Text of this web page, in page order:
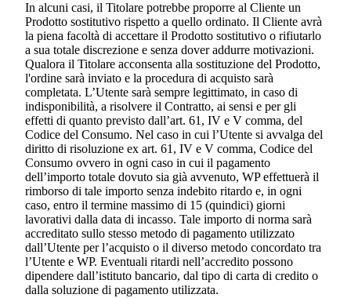
In alcuni casi, il Titolare potrebbe proporre al Cliente un
Prodotto sostitutivo rispetto a quello ordinato. Il Cliente avrà
la piena facoltà di accettare il Prodotto sostitutivo o rifiutarlo
a sua totale discrezione e senza dover addurre motivazioni.
Qualora il Titolare acconsenta alla sostituzione del Prodotto,
l'ordine sarà inviato e la procedura di acquisto sarà
completata. L’Utente sarà sempre legittimato, in caso di
indisponibilità, a risolvere il Contratto, ai sensi e per gli
effetti di quanto previsto dall’art. 61, IV e V comma, del
Codice del Consumo. Nel caso in cui l’Utente si avvalga del
diritto di risoluzione ex art. 61, IV e V comma, Codice del
Consumo ovvero in ogni caso in cui il pagamento
dell’importo totale dovuto sia già avvenuto, WP effettuerà il
rimborso di tale importo senza indebito ritardo e, in ogni
caso, entro il termine massimo di 15 (quindici) giorni
lavorativi dalla data di incasso. Tale importo di norma sarà
accreditato sullo stesso metodo di pagamento utilizzato
dall’Utente per l’acquisto o il diverso metodo concordato tra
l’Utente e WP. Eventuali ritardi nell’accredito possono
dipendere dall’istituto bancario, dal tipo di carta di credito o
dalla soluzione di pagamento utilizzata.